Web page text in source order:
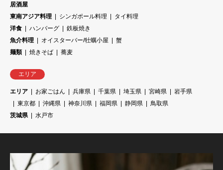
居酒屋
東南アジア料理
シンガポール料理
タイ料理
洋食
ハンバーグ
鉄板焼き
魚介料理
オイスターバー/牡蠣小屋
蟹
麺類
焼きそば 蕎麦
エリア
エリア お家ごはん 兵庫県 千葉県 埼玉県 宮崎県
岩手県
東京都
沖縄県 神奈川県 福岡県 静岡県
鳥取県
茨城県
水戸市